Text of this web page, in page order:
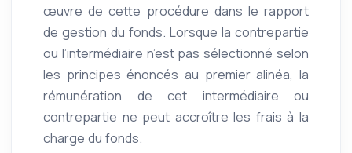
œuvre de cette procédure dans le rapport
de gestion du fonds. Lorsque la contrepartie
ou l’intermédiaire n’est pas sélectionné selon
les principes énoncés au premier alinéa, la
rémunération de cet intermédiaire ou
contrepartie ne peut accroître les frais à la
charge du fonds.